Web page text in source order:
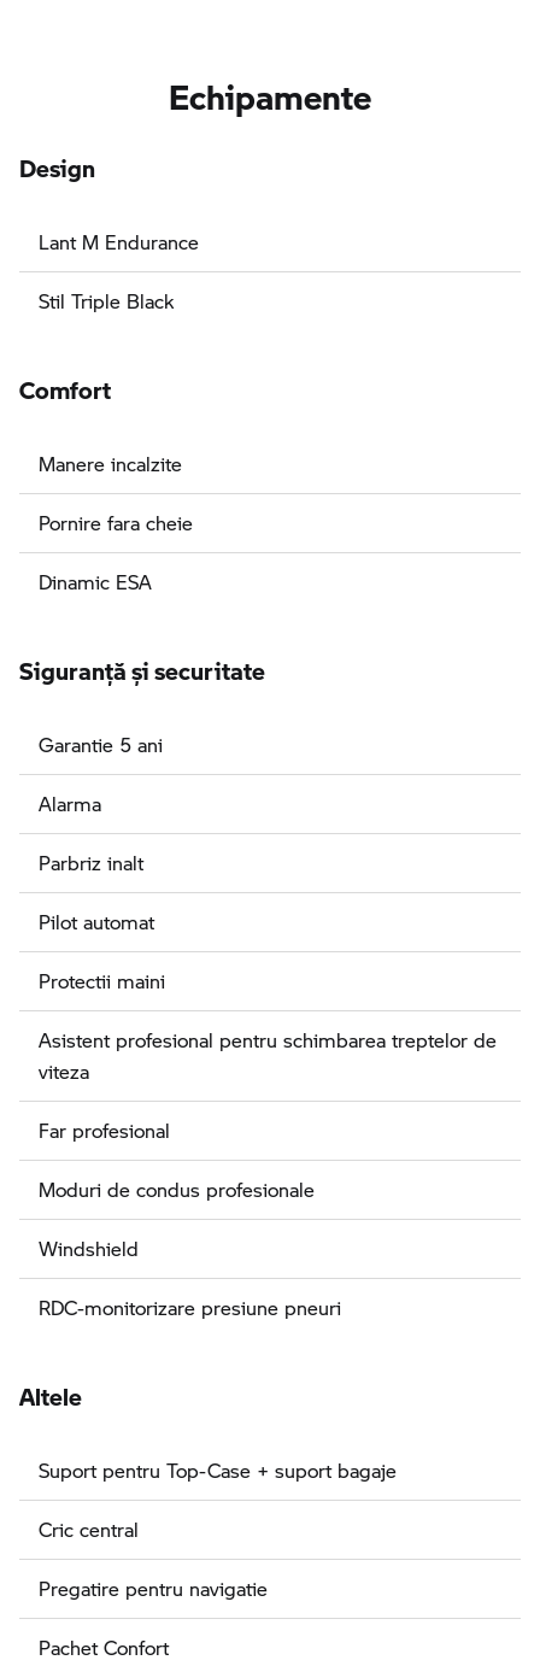
Echipamente
Design
Lant M Endurance
Stil Triple Black
Comfort
Manere incalzite
Pornire fara cheie
Dinamic ESA
Siguranţă şi securitate
Garantie 5 ani
Alarma
Parbriz inalt
Pilot automat
Protectii maini
Asistent profesional pentru schimbarea treptelor de
viteza
Far profesional
Moduri de condus profesionale
Windshield
RDC-monitorizare presiune pneuri
Altele
Suport pentru Top-Case + suport bagaje
Cric central
Pregatire pentru navigatie
Pachet Confort